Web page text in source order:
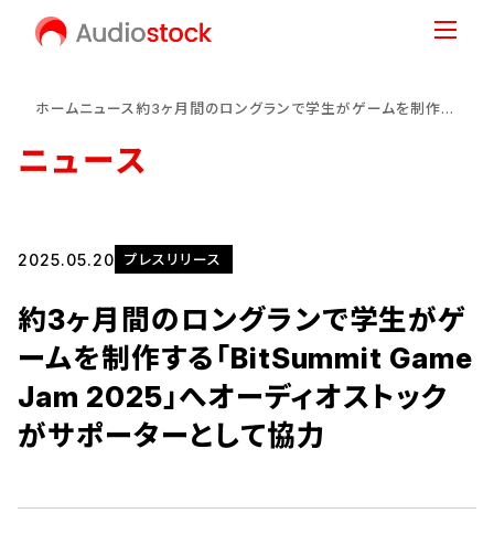
ホームニュース 約3ヶ月間のロングランで学生がゲームを制作する「BitSummit Game Jam 2025」へオーディオストックがサポーターとして協力
ニュース
2025.05.20 プレスリリース
約3ヶ月間のロングランで学生がゲ
ームを制作する「BitSummit Game
Jam 2025」へオーディオストック
がサポーターとして協力